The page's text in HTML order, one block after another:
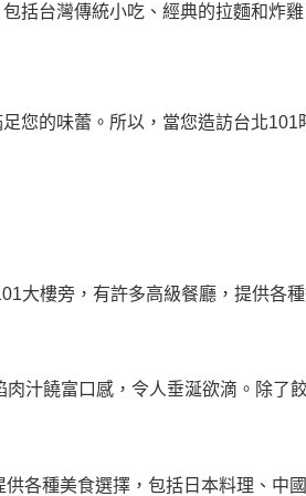
括台灣傳統小吃、經典的拉麵和炸
您的味蕾。所以，當您造訪台北101
大樓旁，有許多高級餐廳，提供各
汁饒富口感，令人垂涎欲滴。除了
各種美食選擇，包括日本料理、中